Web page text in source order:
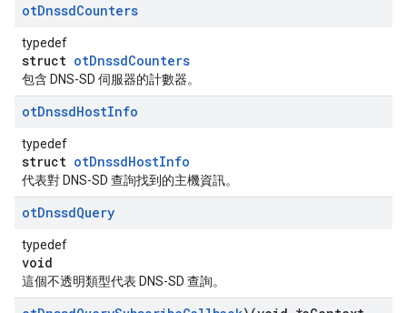
otDnssdCounters
typedef
struct otDnssdCounters
包含 DNS-SD 伺服器的計數器。
otDnssdHostInfo
typedef
struct otDnssdHostInfo
代表對 DNS-SD 查詢找到的主機資訊。
otDnssdQuery
typedef
void
這個不透明類型代表 DNS-SD 查詢。